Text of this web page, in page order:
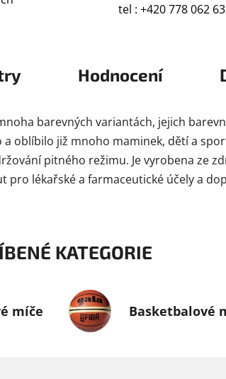
tel : +420 778 062
Hodnocení
barevných variantách, jejich
oblíbilo již mnoho maminek, dětí a
pitného režimu. Je vyrobena ze
lékařské a farmaceutické účely a
KATEGORIE
míče Basketbalové